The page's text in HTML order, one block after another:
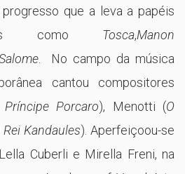
que a leva a papéis
como Tosca,Manon
. No campo da música
cantou compositores
Príncipe Porcaro), Menotti (O
Rei Kandaules). Aperfeiçoou-se
Cuberli e Mirella Freni, na